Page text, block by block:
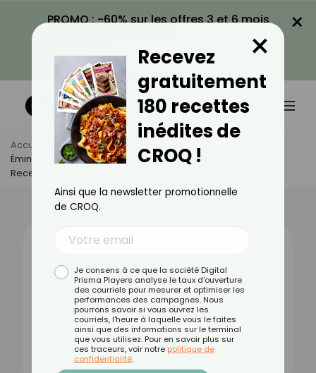
PROMO : -60% sur les offres 3 et 6 mois
VOIR LA PROMO
×
Accueil Actus
Alimentation
Émincés De Poulet Rôti : Bienfaits, Valeurs Nutritionnelles Et
Recettes
Recevez
gratuitement
180 recettes
inédites de
CROQ !
×
Ainsi que la newsletter promotionnelle
de CROQ.
Je consens à ce que la société Digital
Prisma Players analyse le taux d'ouverture
des courriels pour mesurer et optimiser les
performances des campagnes. Nous
pourrons savoir si vous ouvrez les
courriels, l'heure à laquelle vous le faites
ainsi que des informations sur le terminal
que vous utilisez. Pour en savoir plus sur
ces traceurs, voir notre politique de
confidentialité.